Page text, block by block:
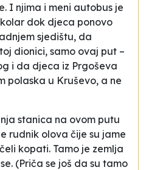
I njima i meni autobus je
dok djeca ponovo
sjedištu, da
dionici, samo ovaj put –
i da djeca iz Prgoševa
polaska u Kruševo, a ne
stanica na ovom putu
rudnik olova čije su jame
kopati. Tamo je zemlja
(Priča se još da su tamo